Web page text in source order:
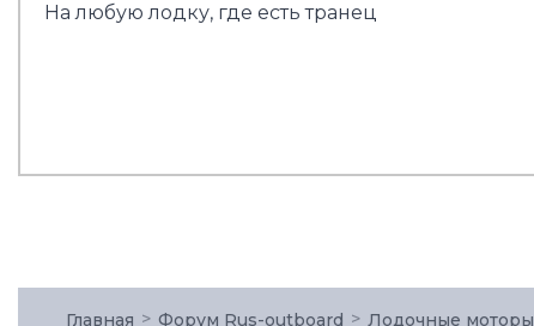
На любую лодку, где есть транец
Главная Форум Rus-outboard Лодочные моторы